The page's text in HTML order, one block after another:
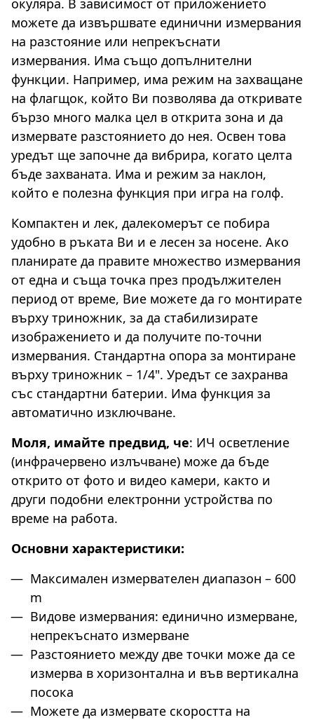
можете да извършвате единични измервания
на разстояние или непрекъснати
измервания. Има също допълнителни
функции. Например, има режим на захващане
на флагщок, който Ви позволява да откривате
бързо много малка цел в открита зона и да
измервате разстоянието до нея. Освен това
уредът ще започне да вибрира, когато целта
бъде захваната. Има и режим за наклон,
който е полезна функция при игра на голф.
Компактен и лек, далекомерът се побира
удобно в ръката Ви и е лесен за носене. Ако
планирате да правите множество измервания
от една и съща точка през продължителен
период от време, Вие можете да го монтирате
върху триножник, за да стабилизирате
изображението и да получите по-точни
измервания. Стандартна опора за монтиране
върху триножник – 1/4". Уредът се захранва
със стандартни батерии. Има функция за
автоматично изключване.
Моля, имайте предвид, че: ИЧ осветление
(инфрачервено излъчване) може да бъде
открито от фото и видео камери, както и
други подобни електронни устройства по
време на работа.
Основни характеристики:
Максимален измервателен диапазон – 600
m
Видове измервания: единично измерване,
непрекъснато измерване
Разстоянието между две точки може да се
измерва в хоризонтална и във вертикална
посока
Можете да измервате скоростта на